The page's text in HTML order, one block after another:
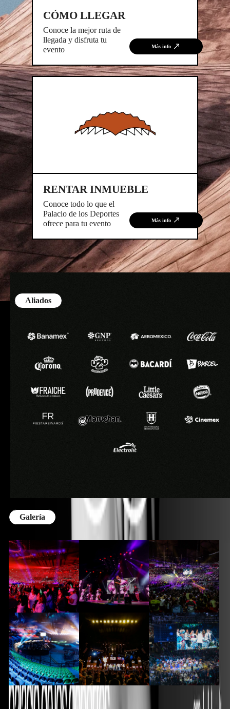
CÓMO LLEGAR
Conoce la mejor ruta de
llegada y disfruta tu
evento
Más info
RENTAR INMUEBLE
Conoce todo lo que el
Palacio de los Deportes
ofrece para tu evento
Más info
Aliados
Galería